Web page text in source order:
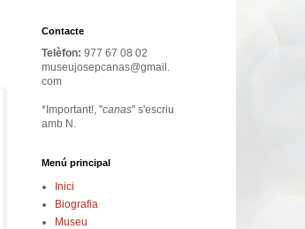
Contacte
Telèfon: 977 67 08 02
museujosepcanas@gmail.
com
*Important!, "canas" s'escriu
amb N.
Menú principal
Inici
Biografia
Museu